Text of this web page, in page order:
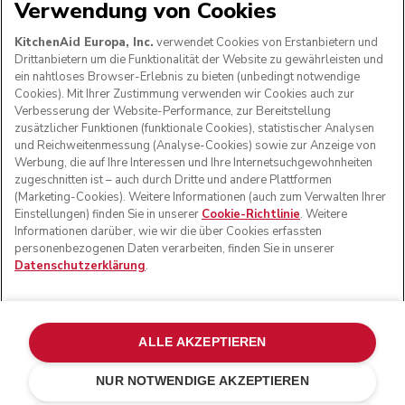
WIR AKZEPTIEREN
FOLGEN SIE UNS
und das Design der Küchenmaschine sind eingetragene
Marken in den USA und in anderen Ländern.
Meine cookies verwalten
Datenschutzerklärung
Verwendung von Cookies
KitchenAid Europa, Inc. verwendet Cookies von Erstanbietern und
Drittanbietern um die Funktionalität der Website zu gewährleisten und
ein nahtloses Browser-Erlebnis zu bieten (unbedingt notwendige
Cookies). Mit Ihrer Zustimmung verwenden wir Cookies auch zur
Verbesserung der Website-Performance, zur Bereitstellung
zusätzlicher Funktionen (funktionale Cookies), statistischer Analysen
und Reichweitenmessung (Analyse-Cookies) sowie zur Anzeige von
Werbung, die auf Ihre Interessen und Ihre Internetsuchgewohnheiten
zugeschnitten ist – auch durch Dritte und andere Plattformen
(Marketing-Cookies). Weitere Informationen (auch zum Verwalten Ihrer
Einstellungen) finden Sie in unserer Cookie-Richtlinie. Weitere
Informationen darüber, wie wir die über Cookies erfassten
personenbezogenen Daten verarbeiten, finden Sie in unserer
Datenschutzerklärung.
NUR NOTWENDIGE AKZEPTIEREN
ALLE AKZEPTIEREN